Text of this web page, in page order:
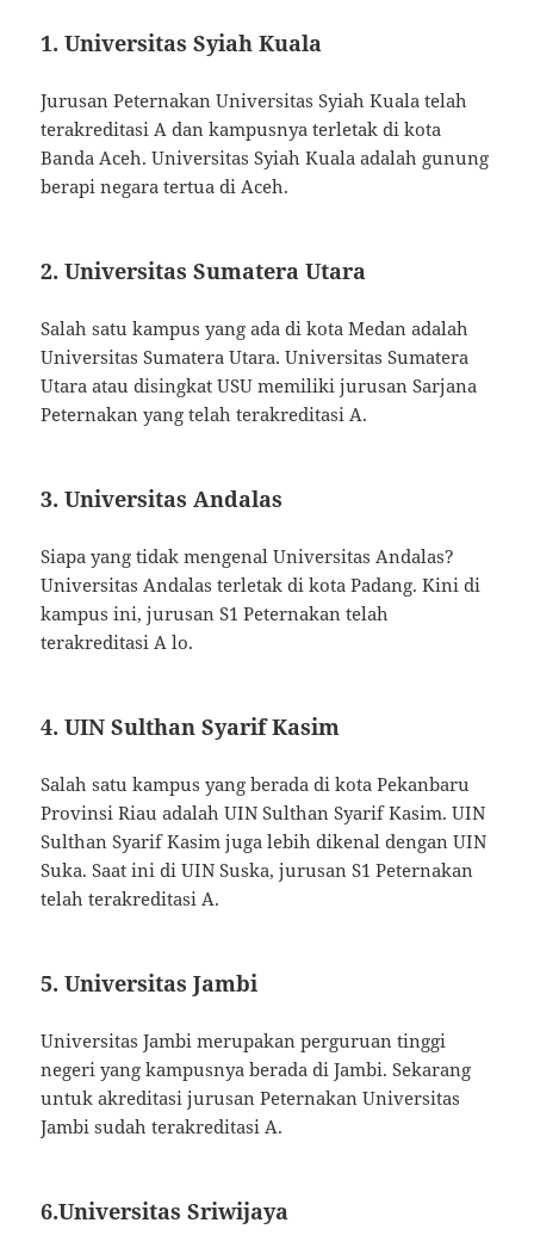
1. Universitas Syiah Kuala
Jurusan Peternakan Universitas Syiah Kuala telah
terakreditasi A dan kampusnya terletak di kota
Banda Aceh. Universitas Syiah Kuala adalah gunung
berapi negara tertua di Aceh.
2. Universitas Sumatera Utara
Salah satu kampus yang ada di kota Medan adalah
Universitas Sumatera Utara. Universitas Sumatera
Utara atau disingkat USU memiliki jurusan Sarjana
Peternakan yang telah terakreditasi A.
3. Universitas Andalas
Siapa yang tidak mengenal Universitas Andalas?
Universitas Andalas terletak di kota Padang. Kini di
kampus ini, jurusan S1 Peternakan telah
terakreditasi A lo.
4. UIN Sulthan Syarif Kasim
Salah satu kampus yang berada di kota Pekanbaru
Provinsi Riau adalah UIN Sulthan Syarif Kasim. UIN
Sulthan Syarif Kasim juga lebih dikenal dengan UIN
Suka. Saat ini di UIN Suska, jurusan S1 Peternakan
telah terakreditasi A.
5. Universitas Jambi
Universitas Jambi merupakan perguruan tinggi
negeri yang kampusnya berada di Jambi. Sekarang
untuk akreditasi jurusan Peternakan Universitas
Jambi sudah terakreditasi A.
6.Universitas Sriwijaya